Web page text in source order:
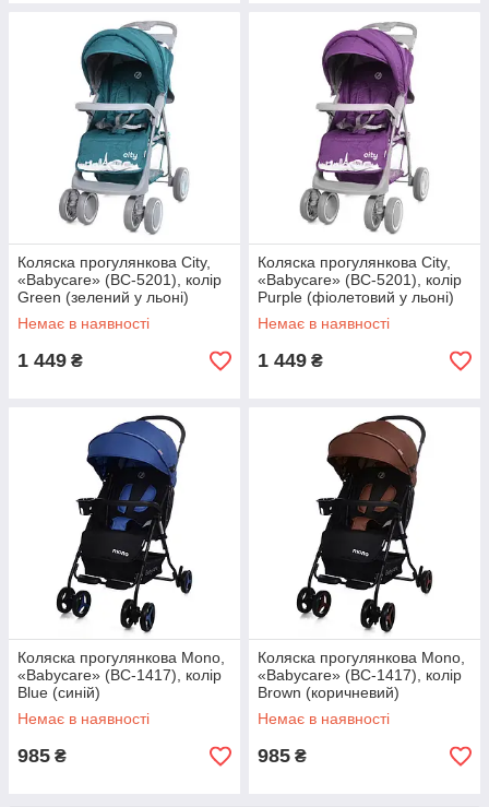
Коляска прогулянкова City,
«Babycare» (BC-5201), колір
Green (зелений у льоні)
Немає в наявності
1 449 ₴
Коляска прогулянкова City,
«Babycare» (BC-5201), колір
Purple (фіолетовий у льоні)
Немає в наявності
1 449 ₴
Коляска прогулянкова Mono,
«Babycare» (BC-1417), колір
Blue (синій)
Немає в наявності
985 ₴
Коляска прогулянкова Mono,
«Babycare» (BC-1417), колір
Brown (коричневий)
Немає в наявності
985 ₴